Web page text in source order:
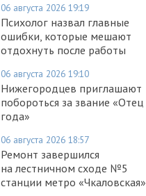
06 августа 2026 19:19
Психолог назвал главные
ошибки, которые мешают
отдохнуть после работы
06 августа 2026 19:10
Нижегородцев приглашают
побороться за звание «Отец
года»
06 августа 2026 18:57
Ремонт завершился
на лестничном сходе №5
станции метро «Чкаловская»